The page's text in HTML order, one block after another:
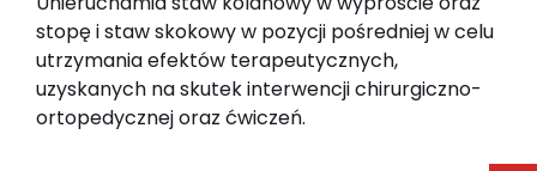
stopę i staw skokowy w pozycji pośredniej w celu
utrzymania efektów terapeutycznych,
uzyskanych na skutek interwencji chirurgiczno-
ortopedycznej oraz ćwiczeń.